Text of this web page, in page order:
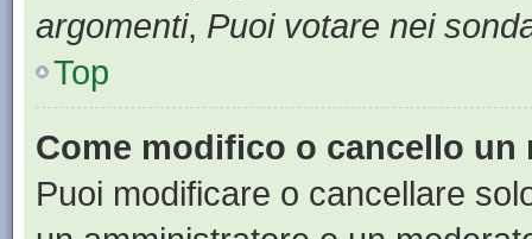
argomenti, Puoi votare nei
Top
Come modifico o cancello un
Puoi modificare o cancellare